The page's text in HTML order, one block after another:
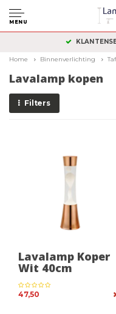
MENU
Home Binnenverlichting
Lavalamp kopen
Filters
Lavalamp Koper
Wit 40cm
47,50